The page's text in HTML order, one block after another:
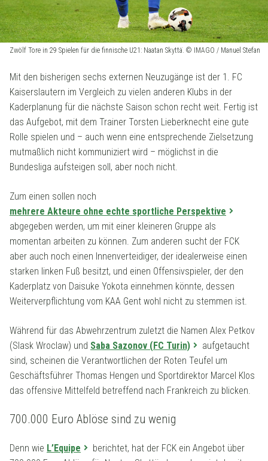
Zwölf Tore in 29 Spielen für die finnische U21: Naatan Skyttä. © IMAGO / Manuel Stefan
Mit den bisherigen sechs externen Neuzugänge ist der 1. FC
Kaiserslautern im Vergleich zu vielen anderen Klubs in der
Kaderplanung für die nächste Saison schon recht weit. Fertig ist
das Aufgebot, mit dem Trainer Torsten Lieberknecht eine gute
Rolle spielen und – auch wenn eine entsprechende Zielsetzung
mutmaßlich nicht kommuniziert wird – möglichst in die
Bundesliga aufsteigen soll, aber noch nicht.
Zum einen sollen noch
mehrere Akteure ohne echte sportliche Perspektive
abgegeben werden, um mit einer kleineren Gruppe als
momentan arbeiten zu können. Zum anderen sucht der FCK
aber auch noch einen Innenverteidiger, der idealerweise einen
starken linken Fuß besitzt, und einen Offensivspieler, der den
Kaderplatz von Daisuke Yokota einnehmen könnte, dessen
Weiterverpflichtung vom KAA Gent wohl nicht zu stemmen ist.
Während für das Abwehrzentrum zuletzt die Namen Alex Petkov
(Slask Wroclaw) und Saba Sazonov (FC Turin)
aufgetaucht
sind, scheinen die Verantwortlichen der Roten Teufel um
Geschäftsführer Thomas Hengen und Sportdirektor Marcel Klos
das offensive Mittelfeld betreffend nach Frankreich zu blicken.
700.000 Euro Ablöse sind zu wenig
Denn wie L’Equipe
berichtet, hat der FCK ein Angebot über